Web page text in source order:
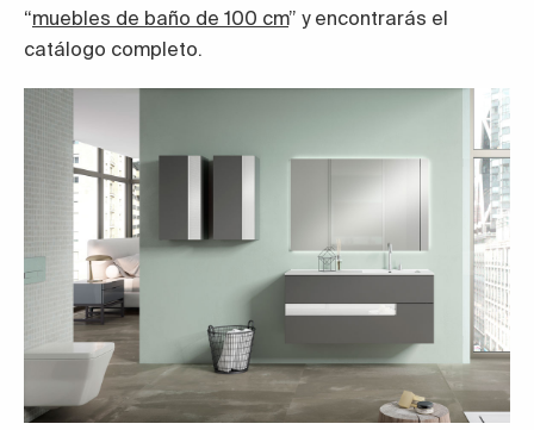
“muebles de baño de 100 cm” y encontrarás el
catálogo completo.